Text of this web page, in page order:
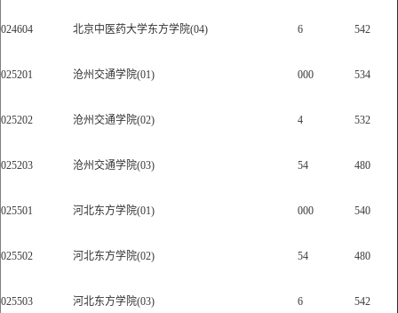
024604 北京中医药大学东方学院(04) 6 542
025201 沧州交通学院(01) 000 534
025202 沧州交通学院(02) 4 532
025203 沧州交通学院(03) 54 480
025501 河北东方学院(01) 000 540
025502 河北东方学院(02) 54 480
025503 河北东方学院(03) 6 542